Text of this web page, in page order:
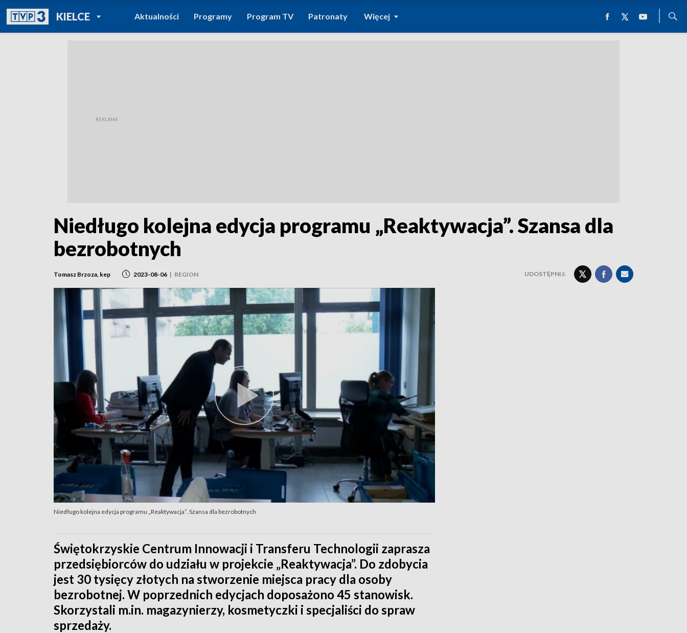
KIELCEPOWRÓT DO
TVP REGIONY
Aktualności Programy Program TV Patronaty Więcej
Niedługo kolejna edycja programu „Reaktywacja”. Szansa dla
bezrobotnych
Tomasz Brzoza, kep 2023-08-06 | REGION UDOSTĘPNIJ:
Niedługo kolejna edycja programu „Reaktywacja”. Szansa dla bezrobotnych
Świętokrzyskie Centrum Innowacji i Transferu Technologii zaprasza
przedsiębiorców do udziału w projekcie „Reaktywacja”. Do zdobycia
jest 30 tysięcy złotych na stworzenie miejsca pracy dla osoby
bezrobotnej. W poprzednich edycjach doposażono 45 stanowisk.
Skorzystali m.in. magazynierzy, kosmetyczki i specjaliści do spraw
sprzedaży.